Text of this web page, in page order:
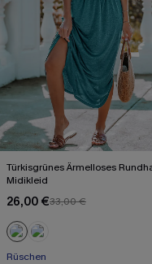
Türkisgrünes Ärmelloses
Midikleid
26,00 €33,00 €
Rüschen